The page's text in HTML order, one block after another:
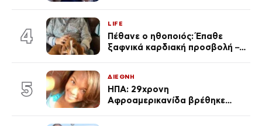
4
LIFE
Πέθανε ο ηθοποιός: Έπαθε
ξαφνικά καρδιακή προσβολή – Η
5
ΔΙΕΘΝΗ
ΗΠΑ: 29χρονη
Αφροαμερικανίδα βρέθηκε